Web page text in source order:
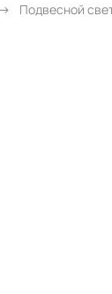
Подвесной